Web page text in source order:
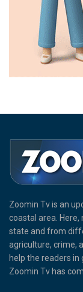
Zoomin Tv is an
coastal area.
state and from
agriculture, crime,
help the readers
Zoomin Tv has